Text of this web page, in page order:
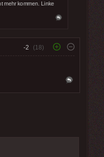
mehr kommen. Linke
-2 (18)